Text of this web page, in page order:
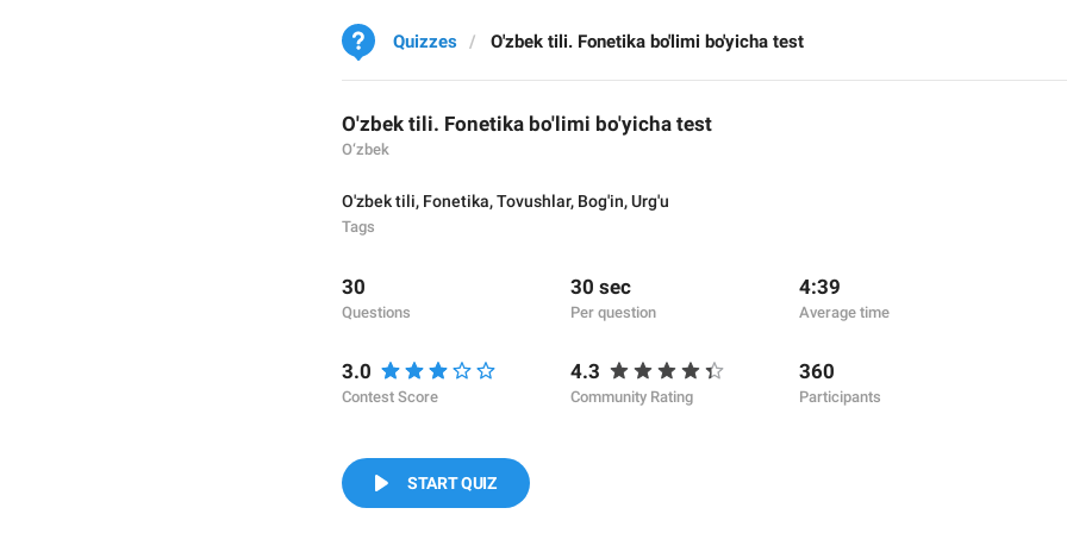
Quizzes O'zbek tili. Fonetika bo'limi bo'yicha test
O'zbek tili. Fonetika bo'limi bo'yicha test
O‘zbek
O'zbek tili, Fonetika,Tovushlar, Bog'in,Urg'u
Tags
30
Questions
30 sec
Per question
4:39
Average time
3.0
Contest Score
4.3
Community Rating
360
Participants
START QUIZ